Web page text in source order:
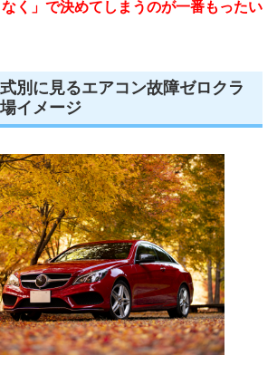
く」で決めてしまうのが一番もったい
別に見るエアコン故障ゼロクラ
イメージ